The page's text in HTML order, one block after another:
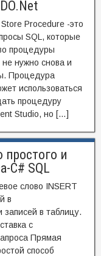
Procedure -это
SQL, которые
процедуры
нужно снова и
Процедура
использоваться
процедуру
Studio, но […]
и
C# SQL
слово INSERT
в
записей в таблицу.
с
Прямая
способ